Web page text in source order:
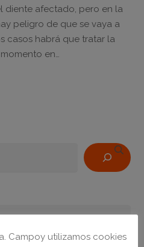
diente afectado, pero en la
peligro de que se vaya a
casos habrá que tratar la
en…
Campoy utilizamos cookies